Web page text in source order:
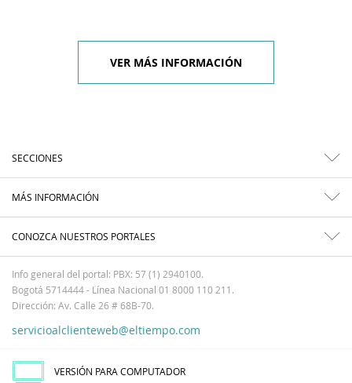
VER MÁS INFORMACIÓN
SECCIONES
MÁS INFORMACIÓN
CONOZCA NUESTROS PORTALES
Info general del portal: PBX: 57 (1) 2940100.
Bogotá 5714444 - Línea Nacional 01 8000 110 211.
Dirección: Av. Calle 26 # 68B-70.
servicioalclienteweb@eltiempo.com
VERSIÓN PARA COMPUTADOR